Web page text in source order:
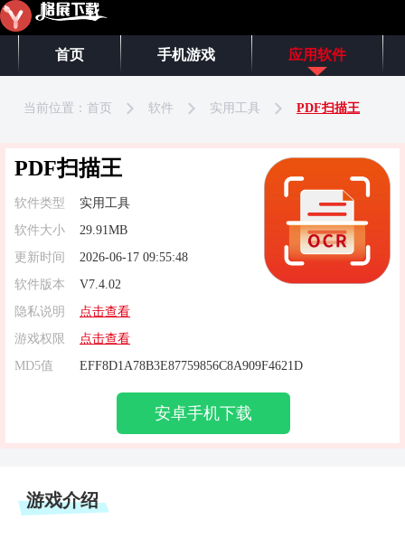
首页 手机游戏 应用软件
当前位置： 首页 软件 实用工具 PDF扫描王
PDF扫描王
软件类型
实用工具
软件大小
29.91MB
更新时间
2026-06-17 09:55:48
软件版本
V7.4.02
隐私说明
点击查看
游戏权限
点击查看
MD5值
EFF8D1A78B3E87759856C8A909F4621D
安卓手机下载
游戏介绍